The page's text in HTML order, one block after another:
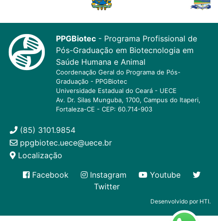
PPGBiotec - Programa Profissional de
Pós-Graduação em Biotecnologia em
Saúde Humana e Animal
Coordenação Geral do Programa de Pós-
Graduação - PPGBiotec
Universidade Estadual do Ceará - UECE
Av. Dr. Silas Munguba, 1700, Campus do Itaperi,
Fortaleza-CE - CEP: 60.714-903
(85) 3101.9854
ppgbiotec.uece@uece.br
Localização
Facebook
Instagram
Youtube
Twitter
Desenvolvido por HTI.